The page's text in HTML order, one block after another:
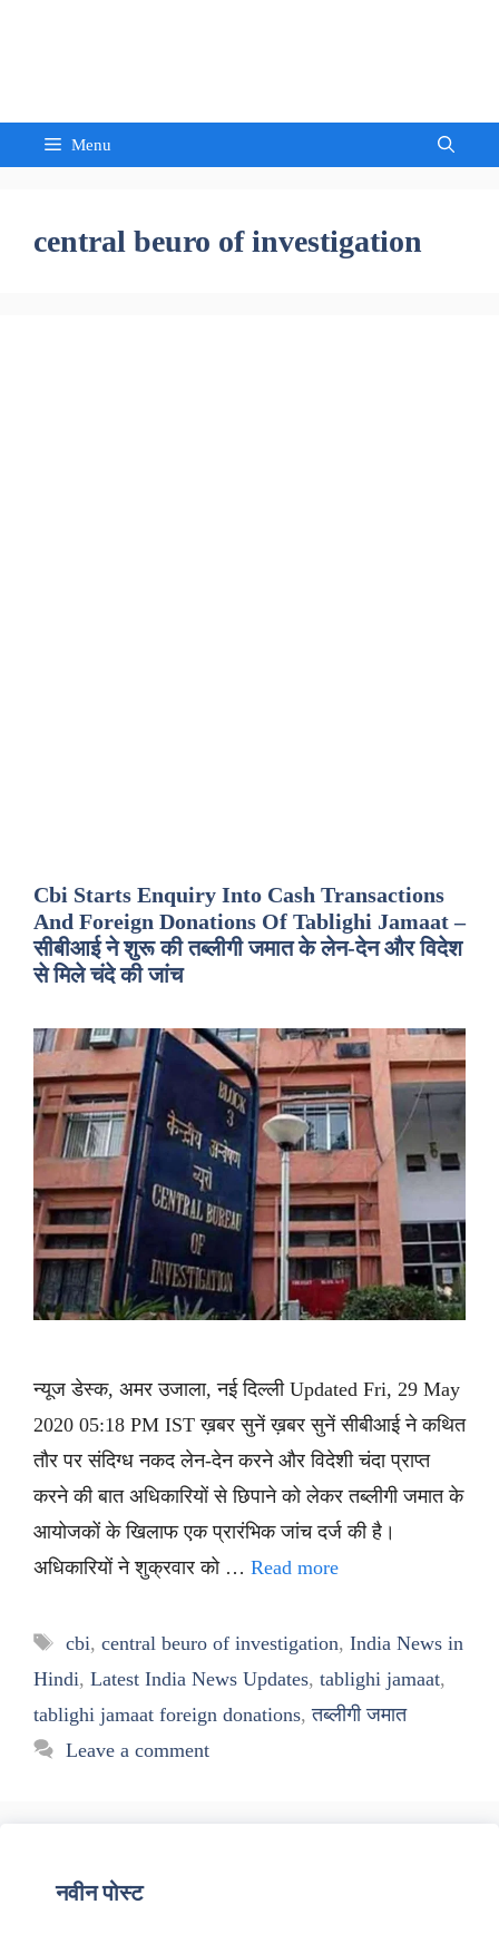
Menu
central beuro of investigation
Cbi Starts Enquiry Into Cash Transactions
And Foreign Donations Of Tablighi Jamaat –
सीबीआई ने शुरू की तब्लीगी जमात के लेन-देन और विदेश
से मिले चंदे की जांच
न्यूज डेस्क, अमर उजाला, नई दिल्ली Updated Fri, 29 May
2020 05:18 PM IST ख़बर सुनें ख़बर सुनें सीबीआई ने कथित
तौर पर संदिग्ध नकद लेन-देन करने और विदेशी चंदा प्राप्त
करने की बात अधिकारियों से छिपाने को लेकर तब्लीगी जमात के
आयोजकों के खिलाफ एक प्रारंभिक जांच दर्ज की है।
अधिकारियों ने शुक्रवार को … Read more
Tags
cbi, central beuro of investigation, India News in
Hindi, Latest India News Updates, tablighi jamaat,
tablighi jamaat foreign donations,तब्लीगी जमात
Leave a comment
नवीन पोस्ट